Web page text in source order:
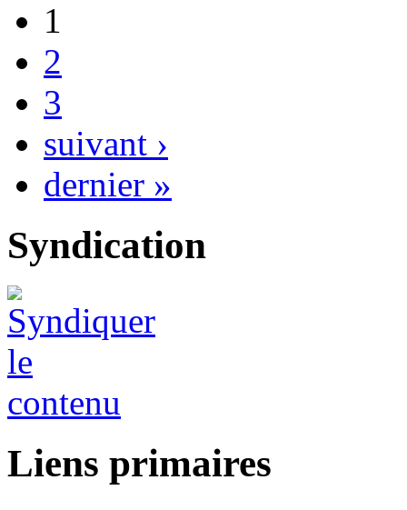
1
2
3
suivant ›
dernier »
Syndication
Liens primaires